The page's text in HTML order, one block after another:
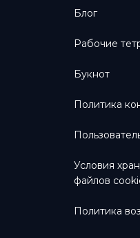
Блог
Рабочие
Букнот
Политика
Условия
файлов
Политика